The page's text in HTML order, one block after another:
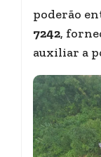
poderão
7242,
auxiliar a